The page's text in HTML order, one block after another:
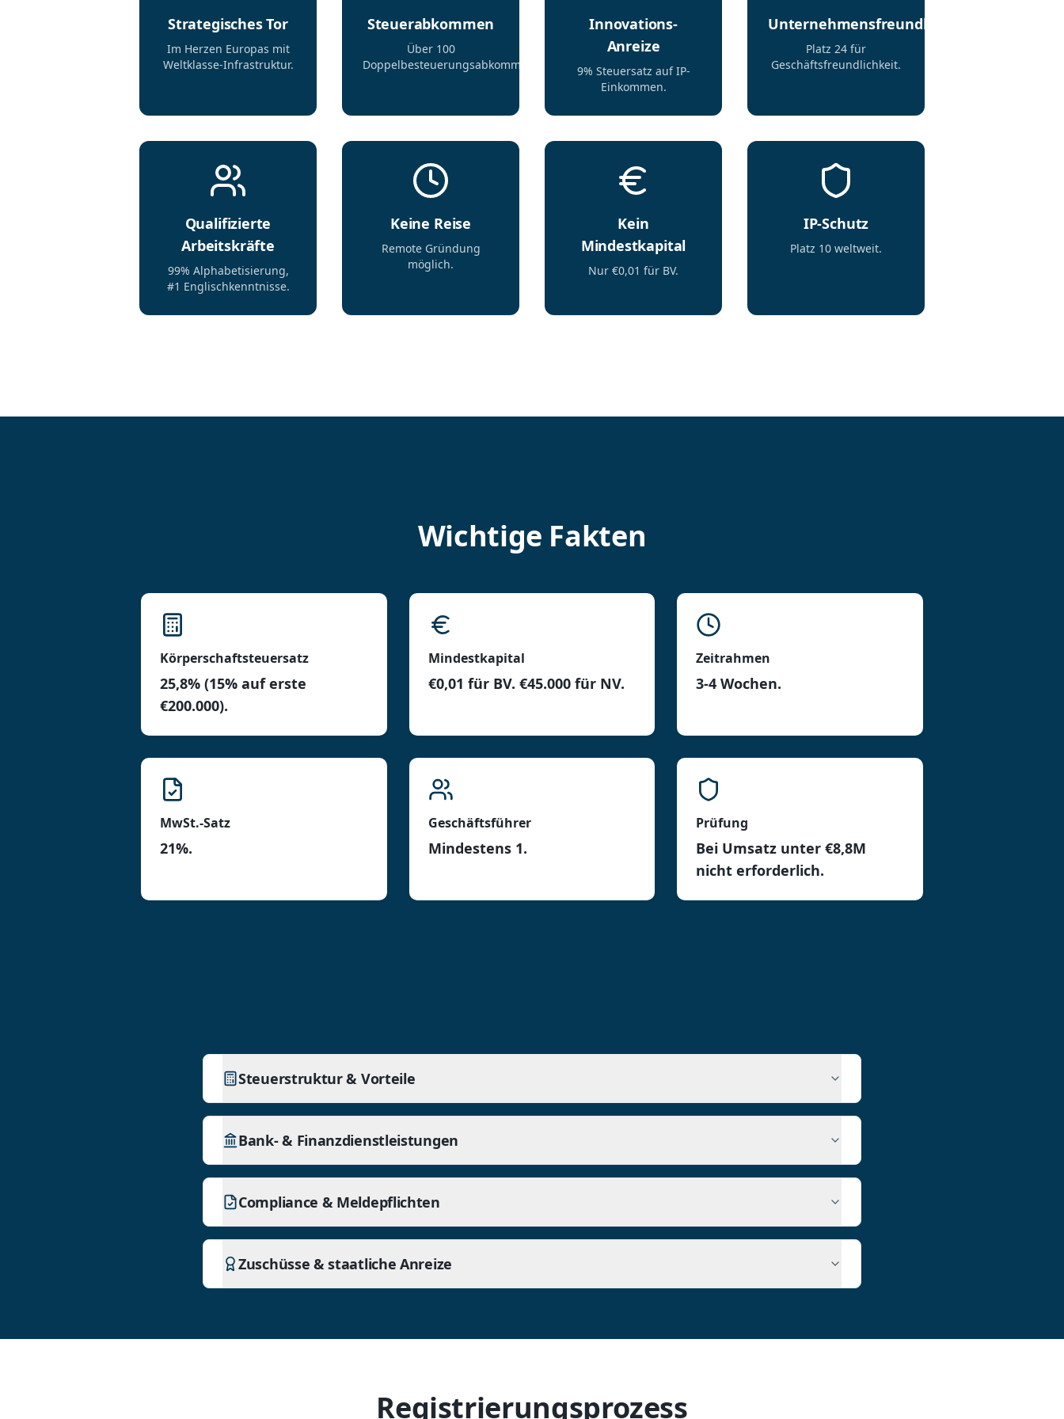
Strategisches Tor
Im Herzen Europas mit
Weltklasse-Infrastruktur.
Steuerabkommen
Über 100
Doppelbesteuerungsabkommen.
Innovations-
Anreize
9% Steuersatz auf IP-
Einkommen.
Unternehmensfreundlich
Platz 24 für
Geschäftsfreundlichkeit.
Qualifizierte
Arbeitskräfte
99% Alphabetisierung,
#1 Englischkenntnisse.
Keine Reise
Remote Gründung
möglich.
Kein
Mindestkapital
Nur €0,01 für BV.
IP-Schutz
Platz 10 weltweit.
Wichtige Fakten
Körperschaftsteuersatz
25,8% (15% auf erste
€200.000).
Mindestkapital
€0,01 für BV. €45.000 für NV.
Zeitrahmen
3-4 Wochen.
MwSt.-Satz
21%.
Geschäftsführer
Mindestens 1.
Prüfung
Bei Umsatz unter €8,8M
nicht erforderlich.
Steuerstruktur & Vorteile
Bank- & Finanzdienstleistungen
Compliance & Meldepflichten
Zuschüsse & staatliche Anreize
Registrierungsprozess